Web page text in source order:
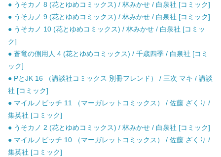
● うそカノ 8 (花とゆめコミックス) / 林みかせ / 白泉社 [コミック]
● うそカノ 9 (花とゆめコミックス) / 林みかせ / 白泉社 [コミック]
● うそカノ 10 (花とゆめコミックス) / 林みかせ / 白泉社 [コミッ
ク]
● 蒼竜の側用人 4 (花とゆめコミックス) / 千歳四季 / 白泉社 [コミ
ック]
● PとJK 16 （講談社コミックス 別冊フレンド） / 三次 マキ / 講談
社 [コミック]
● マイルノビッチ 11 （マーガレットコミックス） / 佐藤 ざくり /
集英社 [コミック]
● うそカノ 2 (花とゆめコミックス) / 林みかせ / 白泉社 [コミック]
● マイルノビッチ 10 （マーガレットコミックス） / 佐藤 ざくり /
集英社 [コミック]